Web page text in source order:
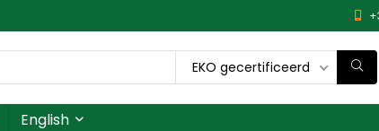
EKO gecertificeerd
English